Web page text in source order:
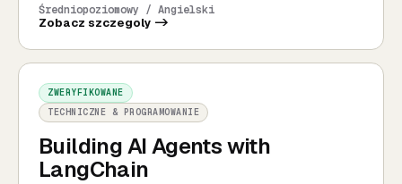
Średniopoziomowy / Angielski
Zobacz szczegoly ->
ZWERYFIKOWANE
TECHNICZNE & PROGRAMOWANIE
Building AI Agents with
LangChain